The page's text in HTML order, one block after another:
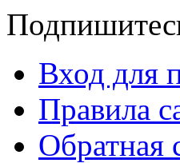
Вход для
Правила
Обратная